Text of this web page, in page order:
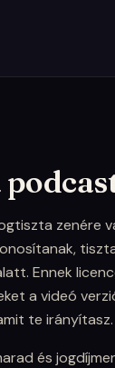
zenére
Ennek
a videó
te irányítasz.
és